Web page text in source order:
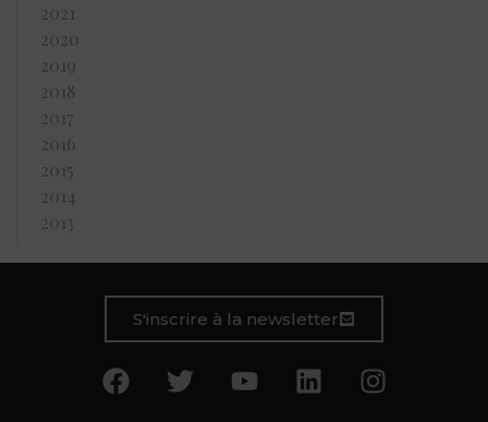
2021
2020
2019
2018
2017
2016
2015
2014
2013
S'inscrire à la newsletter